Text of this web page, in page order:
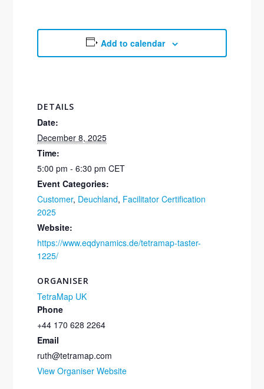
Add to calendar
DETAILS
Date:
December 8, 2025
Time:
5:00 pm - 6:30 pm CET
Event Categories:
Customer, Deuchland, Facilitator Certification
2025
Website:
https://www.eqdynamics.de/tetramap-taster-
1225/
ORGANISER
TetraMap UK
Phone
+44 170 628 2264
Email
ruth@tetramap.com
View Organiser Website